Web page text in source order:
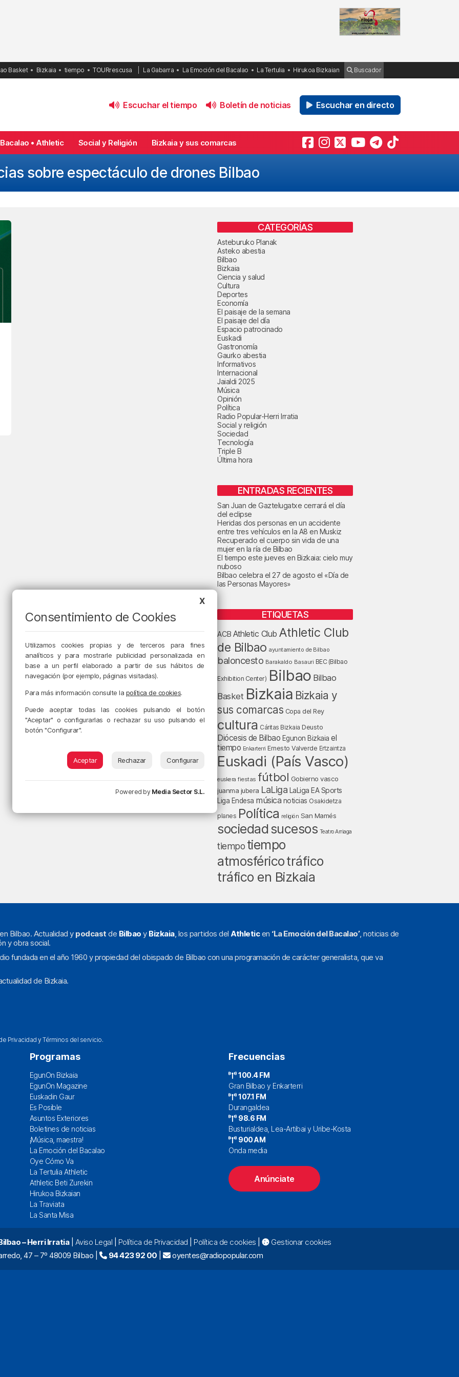
Basket Bizkaia tiempo TOURrescusa La Gabarra La Emoción del Bacalao La Tertulia Hirukoa Bizkaian Buscador
Escuchar el tiempo Boletín de noticias Escuchar en directo
Bacalao • Athletic Social y Religión Bizkaia y sus comarcas
sobre espectáculo de drones Bilbao
CATEGORÍAS
Asteburuko Planak
Asteko abestia
Bilbao
Bizkaia
Ciencia y salud
Cultura
Deportes
Economía
El paisaje de la semana
El paisaje del día
Espacio patrocinado
Euskadi
Gastronomía
Gaurko abestia
Informativos
Internacional
Jaialdi 2025
Música
Opinión
Política
Radio Popular-Herri Irratia
Social y religión
Sociedad
Tecnología
Triple B
Última hora
ENTRADAS RECIENTES
San Juan de Gaztelugatxe cerrará el día
del eclipse
Heridas dos personas en un accidente
entre tres vehículos en la A8 en Muskiz
Recuperado el cuerpo sin vida de una
mujer en la ría de Bilbao
El tiempo este jueves en Bizkaia: cielo muy
nuboso
Bilbao celebra el 27 de agosto el «Día de
las Personas Mayores»
ETIQUETAS
ACB Athletic Club Athletic Club
de Bilbao ayuntamiento de Bilbao
baloncesto Barakaldo Basauri BEC (Bilbao
Exhibition Center) Bilbao Bilbao
Basket Bizkaia Bizkaia y
sus comarcas Copa del Rey
cultura Cáritas Bizkaia Deusto
Diócesis de Bilbao Egunon Bizkaia el
tiempo Enkarterri Ernesto Valverde Ertzaintza
Euskadi (País Vasco)
euskera fiestas fútbol Gobierno vasco
juanma jubera LaLiga LaLiga EA Sports
Liga Endesa música noticias Osakidetza
planes Política religión San Mamés
sociedad sucesos Teatro Arriaga
tiempo tiempo
atmosféricotráfico
tráfico en Bizkaia
Bilbao. Actualidad y podcast de Bilbao y Bizkaia, los partidos del Athleticen ‘La Emoción del Bacalao’, noticias de
y obra social.
fundada en el año 1960 y propiedad del obispado de Bilbao con una programación de carácter generalista, que va
de Bizkaia.
PrivacidadyTérminos del servicio.
Programas
EgunOn Bizkaia
EgunOn Magazine
Euskadin Gaur
Es Posible
Asuntos Exteriores
Boletines de noticias
¡Música, maestra!
La Emoción del Bacalao
Oye Cómo Va
La Tertulia Athletic
Athletic Beti Zurekin
Hirukoa Bizkaian
La Traviata
La Santa Misa
Frecuencias
100.4 FM
Gran Bilbao y Enkarterri
107.1 FM
Durangaldea
98.6 FM
Busturialdea, Lea-Artibai y Uribe-Kosta
900 AM
Onda media
Anúnciate
– Herri Irratia| Aviso Legal Política de Privacidad Política de cookies
Gestionar cookies
47 – 7º 48009 Bilbao |
94 423 92 00 | oyentes@radiopopular.com
X
Consentimiento de Cookies
Utilizamos cookies propias y de terceros para fines
analíticos y para mostrarle publicidad personalizada en
base a un perfil elaborado a partir de sus hábitos de
navegación (por ejemplo, páginas visitadas).
Para más información consulte la política de cookies.
Puede aceptar todas las cookies pulsando el botón
"Aceptar" o configurarlas o rechazar su uso pulsando el
botón "Configurar".
Aceptar Rechazar Configurar
Powered by Media Sector S.L.